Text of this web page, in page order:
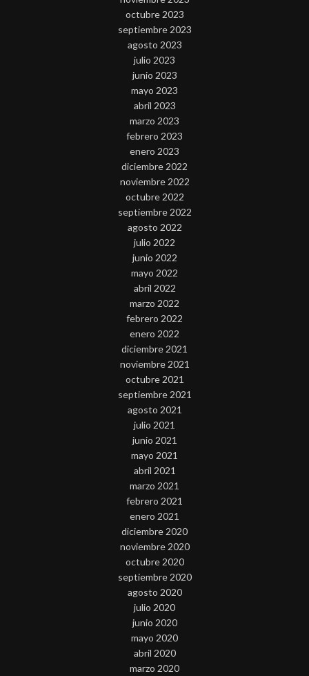
octubre 2023
septiembre 2023
agosto 2023
julio 2023
junio 2023
mayo 2023
abril 2023
marzo 2023
febrero 2023
enero 2023
diciembre 2022
noviembre 2022
octubre 2022
septiembre 2022
agosto 2022
julio 2022
junio 2022
mayo 2022
abril 2022
marzo 2022
febrero 2022
enero 2022
diciembre 2021
noviembre 2021
octubre 2021
septiembre 2021
agosto 2021
julio 2021
junio 2021
mayo 2021
abril 2021
marzo 2021
febrero 2021
enero 2021
diciembre 2020
noviembre 2020
octubre 2020
septiembre 2020
agosto 2020
julio 2020
junio 2020
mayo 2020
abril 2020
marzo 2020